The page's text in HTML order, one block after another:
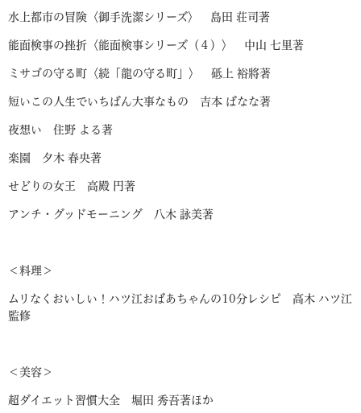
水上都市の冒険〈御手洗潔シリーズ〉 島田 荘司著
能面検事の挫折〈能面検事シリーズ（４）〉 中山 七里著
ミサゴの守る町〈続「龍の守る町」〉 砥上 裕將著
短いこの人生でいちばん大事なもの 吉本 ばなな著
夜想い 住野 よる著
楽園 夕木 春央著
せどりの女王 高殿 円著
アンチ・グッドモーニング 八木 詠美著
＜料理＞
ムリなくおいしい！ハツ江おばあちゃんの10分レシピ 高木 ハツ江
監修
＜美容＞
超ダイエット習慣大全 堀田 秀吾著ほか